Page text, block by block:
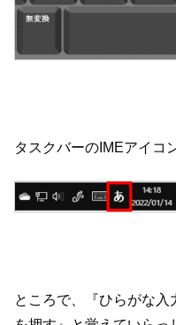
タスクバーのIMEアイコ
ところで、『ひらがな入